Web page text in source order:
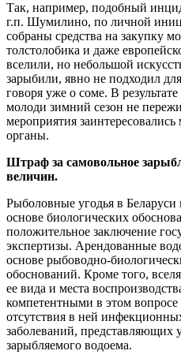
Так, например, подобный
г.п. Шумилино, по личной
собраны средства на закупку
толстолобика и даже
вселили, но небольшой
зарыбили, явно не подходил
говоря уже о соме. В
молоди зимний сезон не
мероприятия
органы.
Штраф за самовольное
величин.
Рыболовные угодья в Беларуси
основе биологических
положительное заключение
экспертизы. Арендованные
основе рыбоводно-
обоснований. Кроме того,
ее вида и места
компетентными в этом
отсутствия в ней
заболеваний, представляющих
зарыбляемого водоема.